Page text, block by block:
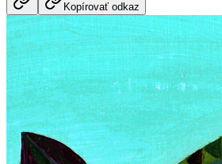
Kopírovať odkaz